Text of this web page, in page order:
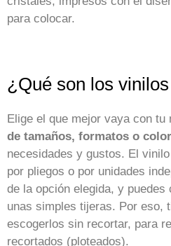
para colocar.
¿Qué son los
Elige el que mejor vaya con tu
de tamaños, formatos o
necesidades y gustos. El
por pliegos o por unidades
de la opción elegida, y
unas simples tijeras. Por eso,
escogerlos sin recortar, para
recortados (ploteados).